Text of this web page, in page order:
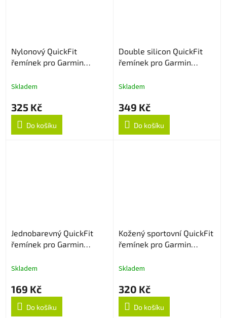
Nylonový QuickFit
řemínek pro Garmin
Skladem
325 Kč
Do košíku
Double silicon QuickFit
řemínek pro Garmin
Skladem
349 Kč
Do košíku
Jednobarevný QuickFit
řemínek pro Garmin
Skladem
169 Kč
Do košíku
Kožený sportovní QuickFit
řemínek pro Garmin
Skladem
320 Kč
Do košíku